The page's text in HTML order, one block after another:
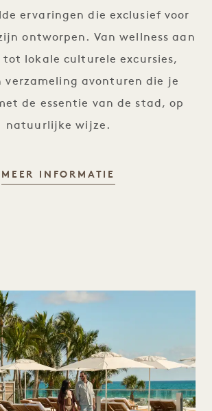
ervaringen die exclusief voor
ontworpen. Van wellness aan
tot lokale culturele excursies,
verzameling avonturen die je
de essentie van de stad, op
natuurlijke wijze.
MEER INFORMATIE